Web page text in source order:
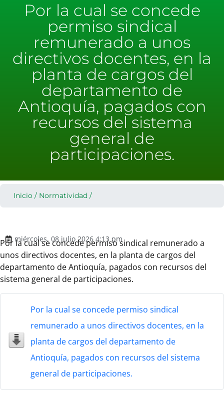
Por la cual se concede
permiso sindical
remunerado a unos
directivos docentes, en la
planta de cargos del
departamento de
Antioquía, pagados con
recursos del sistema
general de
participaciones.
Inicio / Normatividad /
miércoles, 08 julio 2026 4:13 pm
Por la cual se concede permiso sindical remunerado a
unos directivos docentes, en la planta de cargos del
departamento de Antioquía, pagados con recursos del
sistema general de participaciones.
Por la cual se concede permiso sindical
remunerado a unos directivos docentes, en la
planta de cargos del departamento de
Antioquía, pagados con recursos del sistema
general de participaciones.